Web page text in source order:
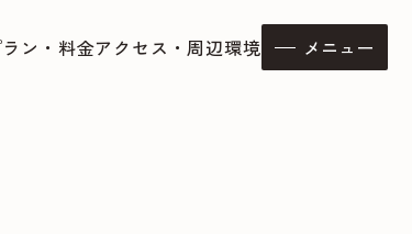
ラン・料金アクセス・周辺環境 メニュー